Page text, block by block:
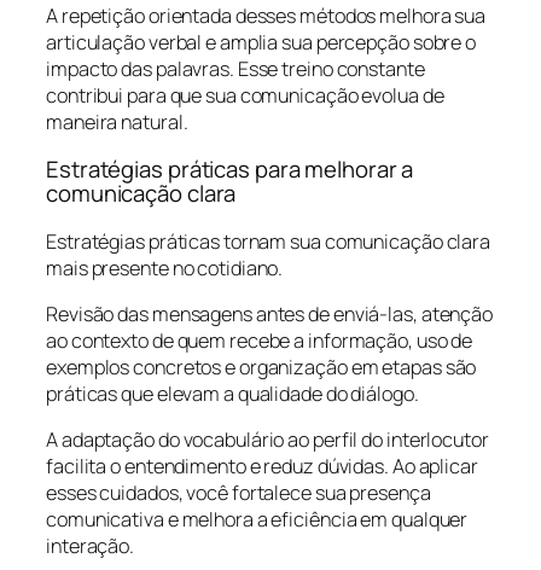
A repetição orientada desses métodos melhora sua
articulação verbal e amplia sua percepção sobre o
impacto das palavras. Esse treino constante
contribui para que sua comunicação evolua de
maneira natural.
Estratégias práticas para melhorar a
comunicação clara
Estratégias práticas tornam sua comunicação clara
mais presente no cotidiano.
Revisão das mensagens antes de enviá-las, atenção
ao contexto de quem recebe a informação, uso de
exemplos concretos e organização em etapas são
práticas que elevam a qualidade do diálogo.
A adaptação do vocabulário ao perfil do interlocutor
facilita o entendimento e reduz dúvidas. Ao aplicar
esses cuidados, você fortalece sua presença
comunicativa e melhora a eficiência em qualquer
interação.